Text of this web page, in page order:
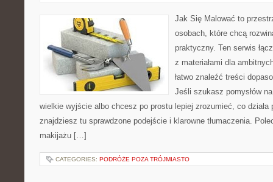
Jak Się Malować to
osobach, które chcą
praktyczny. Ten serwis
z materiałami dla
łatwo znaleźć treści
Jeśli szukasz pomysłów
wielkie wyjście albo chcesz po prostu lepiej zrozumieć, co działa
znajdziesz tu sprawdzone podejście i klarowne tłumaczenia.
makijażu […]
CATEGORIES: PODRÓŻE POZA TRÓJMIASTO